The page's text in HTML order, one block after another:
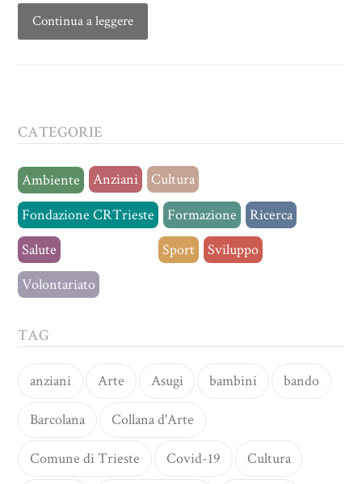
Continua a leggere
CATEGORIE
Ambiente Anziani
Cultura
Fondazione CRTrieste
Formazione
Ricerca
Salute
Sport
Sviluppo
Volontariato
TAG
anziani Arte Asugi bambini bando
Barcolana Collana d'Arte
Comune di Trieste Covid-19 Cultura